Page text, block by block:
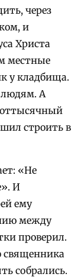
через
и
Христа
местные
у кладбища.
людям. А
строить в
«Не
И
ему
между
проверил.
священника
собрались.